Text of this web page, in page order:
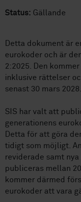
Status: Gällande
Detta dokument är
eurokoder och är
2:2025. Den
inklusive rättelser
senast 30 mars 2028.
SIS har valt att
generationens
Detta för att göra
tidigt som möjligt.
reviderade samt
publiceras mellan
kommer därmed
eurokoder att vara